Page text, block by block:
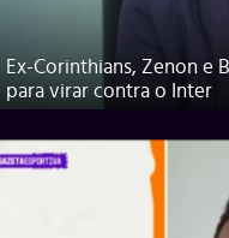
Ex-Corinthians, Zenon e
para virar contra o Inter